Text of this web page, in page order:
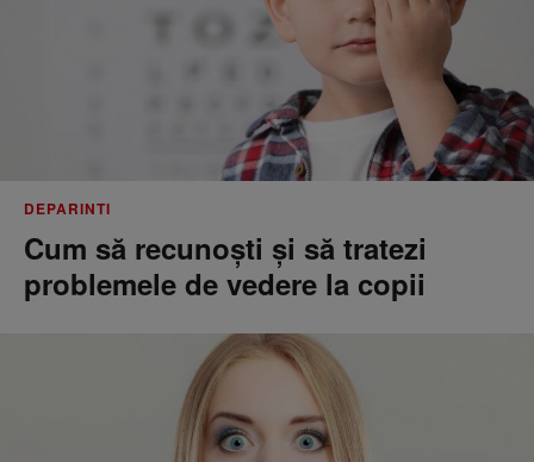
DEPARINTI
Cum să recunoști și să tratezi
problemele de vedere la copii